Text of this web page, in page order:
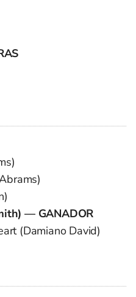
— GANADOR
(Damiano David)